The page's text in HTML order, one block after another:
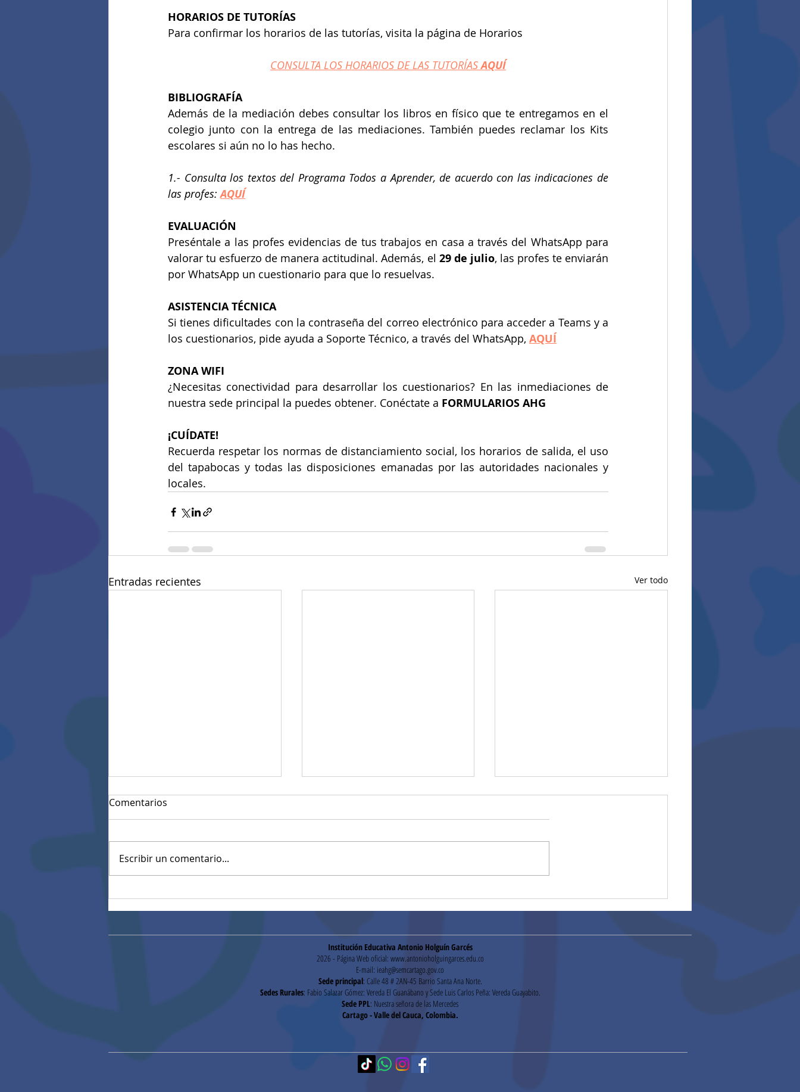
HORARIOS DE TUTORÍAS
Para confirmar los horarios de las tutorías, visita la página de Horarios
CONSULTA LOS HORARIOS DE LAS TUTORÍAS AQUÍ
BIBLIOGRAFÍA
Además de la mediación debes consultar los libros en físico que te entregamos en el
colegio junto con la entrega de las mediaciones. También puedes reclamar los Kits
escolares si aún no lo has hecho.
1.- Consulta los textos del Programa Todos a Aprender, de acuerdo con las indicaciones de
las profes: AQUÍ
EVALUACIÓN
Preséntale a las profes evidencias de tus trabajos en casa a través del WhatsApp para
valorar tu esfuerzo de manera actitudinal. Además, el 29 de julio, las profes te enviarán
por WhatsApp un cuestionario para que lo resuelvas.
ASISTENCIA TÉCNICA
Si tienes dificultades con la contraseña del correo electrónico para acceder a Teams y a
los cuestionarios, pide ayuda a Soporte Técnico, a través del WhatsApp, AQUÍ
ZONA WIFI
¿Necesitas conectividad para desarrollar los cuestionarios? En las inmediaciones de
nuestra sede principal la puedes obtener. Conéctate a FORMULARIOS AHG
¡CUÍDATE!
Recuerda respetar los normas de distanciamiento social, los horarios de salida, el uso
del tapabocas y todas las disposiciones emanadas por las autoridades nacionales y
locales.
Entradas recientes Ver todo
diagnósticas estandarizadas
Pruebas Institucionales
Comentarios
Escribir un comentario...
Institución Educativa Antonio Holguín Garcés
2026 - Página Web oficial: www.antonioholguingarces.edu.co
E-mail: ieahg@semcartago.gov.co
Sede principal: Calle 48 # 2AN-45 Barrio Santa Ana Norte.
Sedes Rurales: Fabio Salazar Gómez: Vereda El Guanábano y Sede Luis Carlos Peña: Vereda Guayabito.
Sede PPL: Nuestra señora de las Mercedes
Cartago - Valle del Cauca, Colombia.